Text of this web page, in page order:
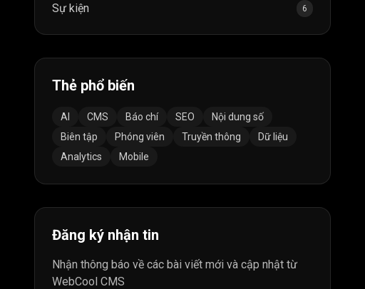
Sự kiện 6
Thẻ phổ biến
AI CMS Báo chí SEO
Nội dung số
Biên tập
Phóng viên Truyền thông
Dữ liệu
Analytics
Mobile
Đăng ký nhận tin
Nhận thông báo về các bài viết mới và cập nhật từ
WebCool CMS